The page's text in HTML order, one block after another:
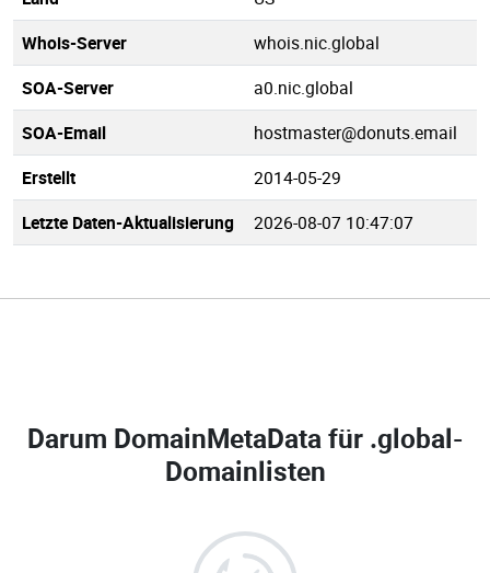
Whois-Server
whois.nic.global
SOA-Server
a0.nic.global
SOA-Email
hostmaster@donuts.email
Erstellt
2014-05-29
Letzte Daten-Aktualisierung
2026-08-07 10:47:07
Darum DomainMetaData für .global-
Domainlisten